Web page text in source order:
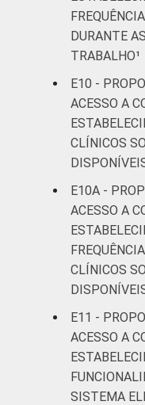
DURANTE
TRABALHO¹
E10 -
ACESSO A
CLÍNICOS
E10A -
ACESSO A
CLÍNICOS
E11 -
ACESSO A
SISTEMA